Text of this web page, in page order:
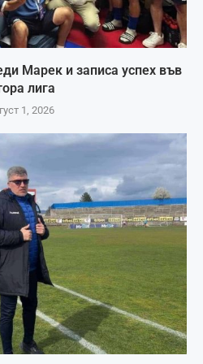
Марек и записа успех във
лига
1, 2026